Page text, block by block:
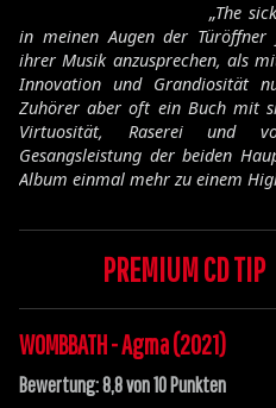
„The
in meinen Augen der Türöffner
ihrer Musik anzusprechen, als
Innovation und Grandiosität
Zuhörer aber oft ein Buch mit
Virtuosität, Raserei und
Gesangsleistung der beiden
Album einmal mehr zu einem
PREMIUM CD TIP
WOMBBATH - Agma (2021)
Bewertung: 8,8 von 10 Punkten